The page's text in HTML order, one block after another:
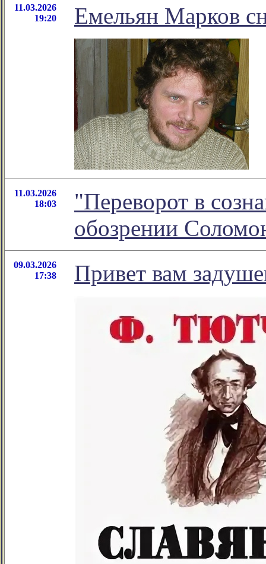
11.03.2026
19:20
Емельян Марков
11.03.2026
18:03
"Переворот в
обозрении
09.03.2026
17:38
Привет вам